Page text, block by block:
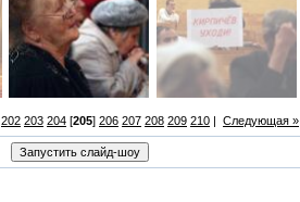
202 203 204 [205] 206 207 208 209 210 | Следующая »